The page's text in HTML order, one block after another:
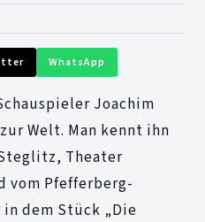
WhatsApp
Joachim
Welt. Man kennt ihn
Theater
vom Pfefferberg-
dem Stück „Die